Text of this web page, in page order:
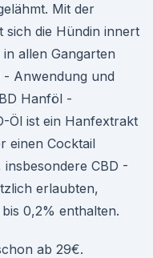
Mit der
die Hündin innert
allen Gangarten
Anwendung und
Hanföl -
Öl ist ein Hanfextrakt
einen Cocktail
insbesondere CBD -
erlaubten,
0,2% enthalten.
ab 29€.